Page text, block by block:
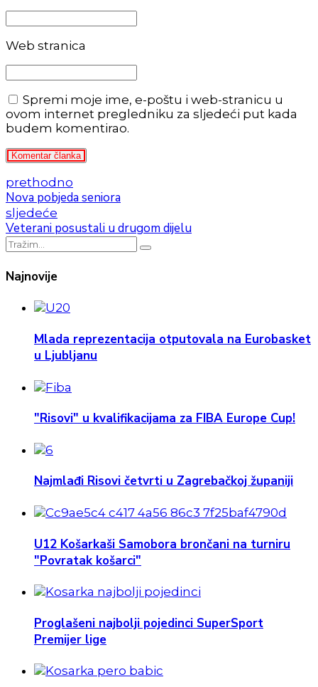
Web stranica
Spremi moje ime, e-poštu i web-stranicu u
ovom internet pregledniku za sljedeći put kada
budem komentirao.
Komentar članka
prethodno
Nova pobjeda seniora
sljedeće
Veterani posustali u drugom dijelu
Najnovije
Mlada reprezentacija otputovala na Eurobasket
u Ljubljanu
"Risovi" u kvalifikacijama za FIBA Europe Cup!
Najmlađi Risovi četvrti u Zagrebačkoj županiji
U12 Košarkaši Samobora brončani na turniru
"Povratak košarci"
Proglašeni najbolji pojedinci SuperSport
Premijer lige